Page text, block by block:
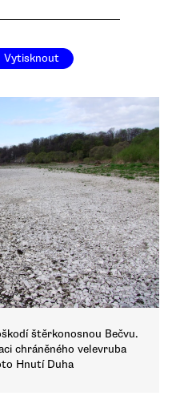
Vytisknout
štěrkonosnou Bečvu.
chráněného velevruba
Hnutí Duha